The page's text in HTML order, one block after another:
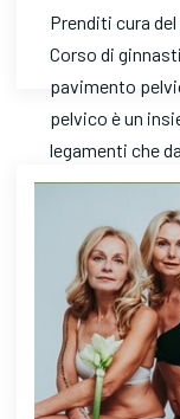
Prenditi cura
Corso di
pavimento
pelvico è un
legamenti che